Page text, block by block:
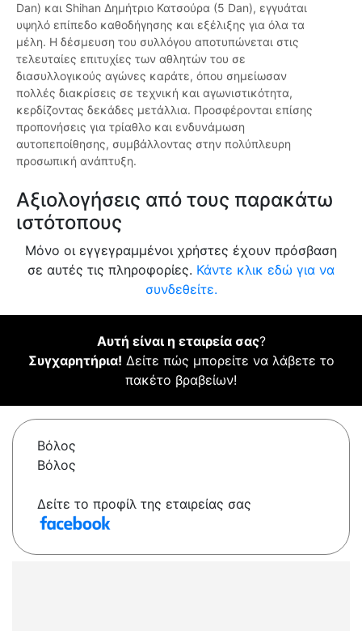
Dan) και Shihan Δημήτριο Κατσούρα (5 Dan), εγγυάται
υψηλό επίπεδο καθοδήγησης και εξέλιξης για όλα τα
μέλη. Η δέσμευση του συλλόγου αποτυπώνεται στις
τελευταίες επιτυχίες των αθλητών του σε
διασυλλογικούς αγώνες καράτε, όπου σημείωσαν
πολλές διακρίσεις σε τεχνική και αγωνιστικότητα,
κερδίζοντας δεκάδες μετάλλια. Προσφέρονται επίσης
προπονήσεις για τρίαθλο και ενδυνάμωση
αυτοπεποίθησης, συμβάλλοντας στην πολύπλευρη
προσωπική ανάπτυξη.
Αξιολογήσεις από τους παρακάτω
ιστότοπους
Μόνο οι εγγεγραμμένοι χρήστες έχουν πρόσβαση
σε αυτές τις πληροφορίες. Κάντε κλικ εδώ για να
συνδεθείτε.
Αυτή είναι η εταιρεία σας?
Συγχαρητήρια! Δείτε πώς μπορείτε να λάβετε το
πακέτο βραβείων!
Βόλος
Βόλος
Δείτε το προφίλ της εταιρείας σας